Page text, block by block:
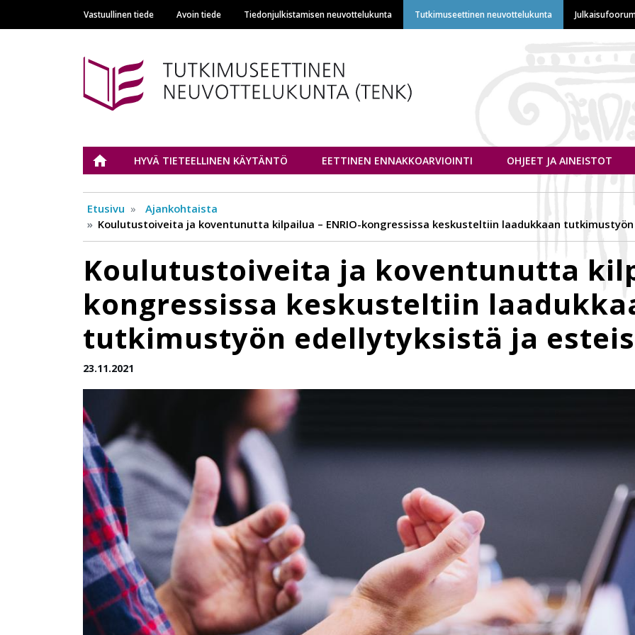
Hyppää
pääsisältöön
Main navigation
Vastuullinen tiede Avoin tiede Tiedonjulkistamisen neuvottelukunta Tutkimuseettinen neuvottelukunta
Tutkimuseettinen neuvottelukunta
ETUSIVUHYVÄ TIETEELLINEN KÄYTÄNTÖ EETTINEN ENNAKKOARVIOINTI OHJEET JA AINEISTOT
Etusivu
Ajankohtaista
Koulutustoiveita ja koventunutta kilpailua – ENRIO-kongressissa keskusteltiin laadukkaan
Koulutustoiveita ja koventunutta
kongressissa keskusteltiin
tutkimustyön edellytyksistä ja
23.11.2021